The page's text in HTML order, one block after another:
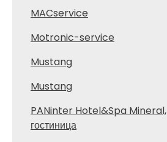
MACservice
Motronic-service
Mustang
Mustang
PANinter Hotel&Spa Mineral,
гостиница